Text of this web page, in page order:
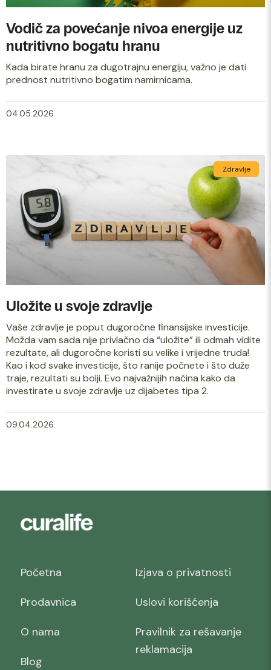
Vodič za povećanje nivoa energije uz
nutritivno bogatu hranu
Kada birate hranu za dugotrajnu energiju, važno je dati
prednost nutritivno bogatim namirnicama.
04.05.2026.
Zdravlje
Uložite u svoje zdravlje
Vaše zdravlje je poput dugoročne finansijske investicije.
Možda vam sada nije privlačno da “uložite” ili odmah vidite
rezultate, ali dugoročne koristi su velike i vrijedne truda!
Kao i kod svake investicije, što ranije počnete i što duže
traje, rezultati su bolji. Evo najvažnijih načina kako da
investirate u svoje zdravlje uz dijabetes tipa 2.
09.04.2026.
Početna
Prodavnica
O nama
Blog
Izjava o privatnosti
Uslovi korišćenja
Pravilnik za rešavanje
reklamacija